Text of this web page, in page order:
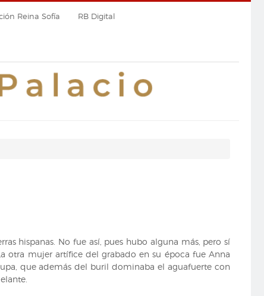
Reina Sofía RB Digital
hispanas. No fue así, pues hubo alguna más, pero sí
otra mujer artífice del grabado en su época fue Anna
que además del buril dominaba el aguafuerte con